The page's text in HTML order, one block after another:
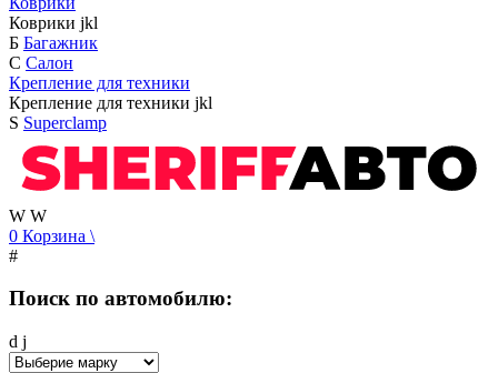
Коврики jkl
Б Багажник
С Салон
Крепление для техники
Крепление для техники jkl
S Superclamp
W W
0 Корзина \
#
Поиск по автомобилю:
d j